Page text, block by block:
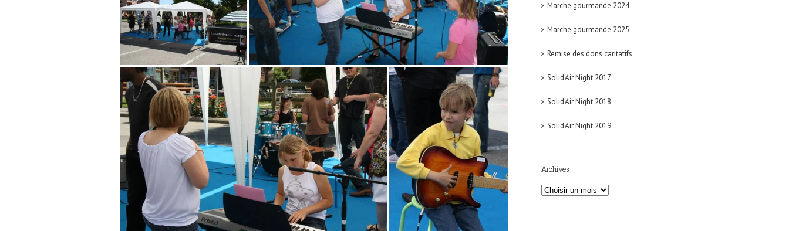
Marche gourmande 2024
Marche gourmande 2025
Remise des dons caritatifs
Solid'Air Night 2017
Solid'Air Night 2018
Solid'Air Night 2019
Archives